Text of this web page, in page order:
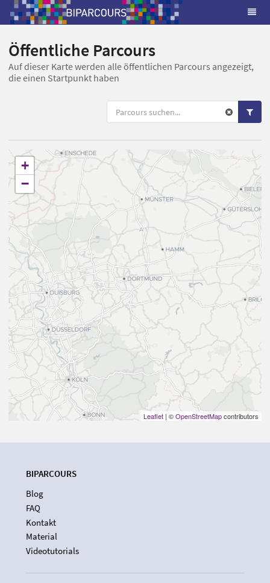
Öffentliche Parcours
Auf dieser Karte werden alle öffentlichen Parcours angezeigt,
die einen Startpunkt haben
+
−
Leaflet | ©OpenStreetMapcontributors
BIPARCOURS
Blog
FAQ
Kontakt
Material
Videotutorials